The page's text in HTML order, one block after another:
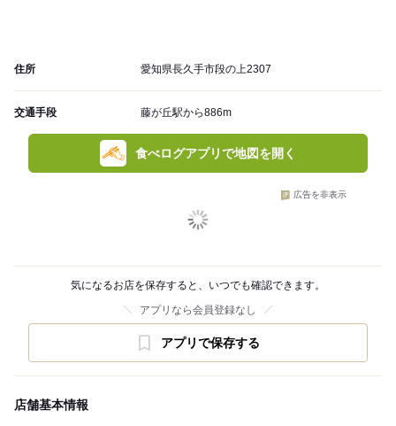
住所 愛知県長久手市段の上2307
交通手段 藤が丘駅から886m
食べログアプリで地図を開く
広告を非表示
気になるお店を保存すると、いつでも確認できます。
アプリなら会員登録なし
アプリで保存する
店舗基本情報